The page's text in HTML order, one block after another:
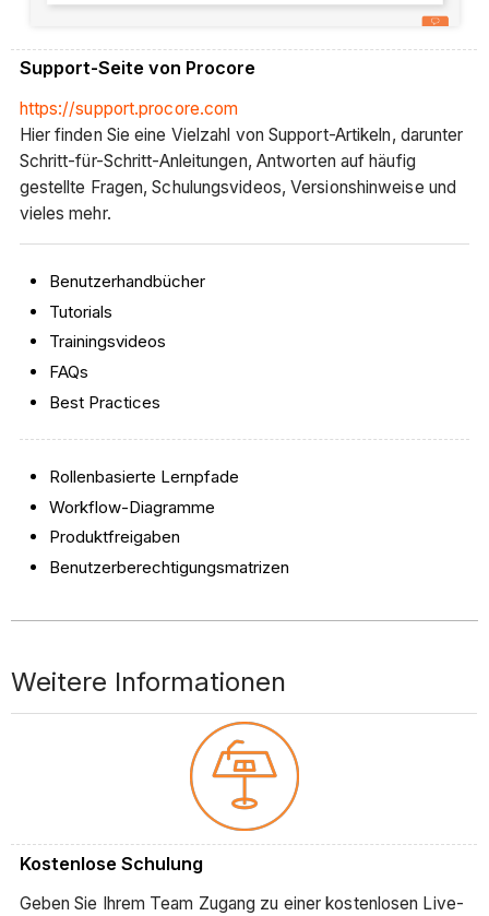
Support-Seite von Procore
https://support.procore.com
Hier finden Sie eine Vielzahl von Support-Artikeln, darunter
Schritt-für-Schritt-Anleitungen, Antworten auf häufig
gestellte Fragen, Schulungsvideos, Versionshinweise und
vieles mehr.
Benutzerhandbücher
Tutorials
Trainingsvideos
FAQs
Best Practices
Rollenbasierte Lernpfade
Workflow-Diagramme
Produktfreigaben
Benutzerberechtigungsmatrizen
Weitere Informationen
Kostenlose Schulung
Geben Sie Ihrem Team Zugang zu einer kostenlosen Live-